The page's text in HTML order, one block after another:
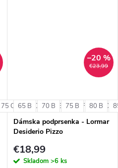
75 C 75 D 75 E 75 F 80 C
€23,99
–20 %
65 B 70 B 75 B 80 B
Dámska podprsenka - Lormar
Desiderio Pizzo
€18,99
Skladom >6 ks